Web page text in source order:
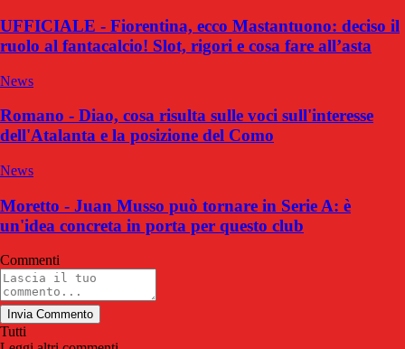
UFFICIALE - Fiorentina, ecco Mastantuono: deciso il
ruolo al fantacalcio! Slot, rigori e cosa fare all’asta
News
Romano - Diao, cosa risulta sulle voci sull'interesse
dell'Atalanta e la posizione del Como
News
Moretto - Juan Musso può tornare in Serie A: è
un'idea concreta in porta per questo club
Commenti
Invia Commento
Tutti